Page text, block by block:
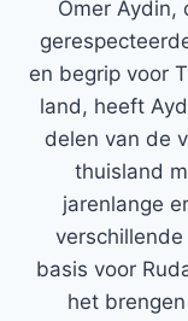
Ömer Aydin,
en begrip voor
land, heeft
delen van de
thuisland
jarenlange
basis voor
het